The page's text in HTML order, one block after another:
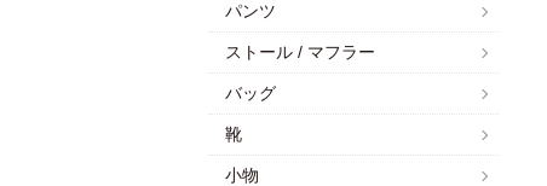
パンツ
ストール / マフラー
バッグ
靴
小物